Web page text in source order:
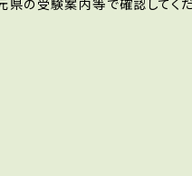
の受験案内等で確認してくだ